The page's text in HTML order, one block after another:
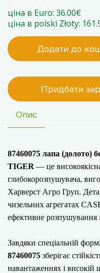
ціна в Euro: 36.00€
ціна в polski Złoty:
Додати до
Придбати
Опис
87460075 лапа (долото)
TIGER — це
глибокорозпушувача,
Харверст Агро Груп.
чизельних агрегатах
ефективне розпушування
Завдяки спеціальній
87460075 зберігає
навантаженнях і високій